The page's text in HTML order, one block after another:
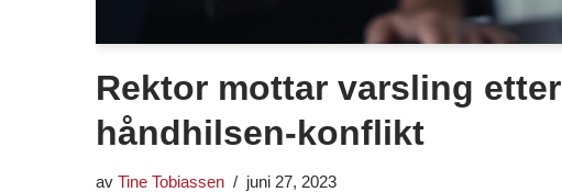
Rektor mottar varsling etter
håndhilsen-konflikt
av Tine Tobiassen juni 27, 2023